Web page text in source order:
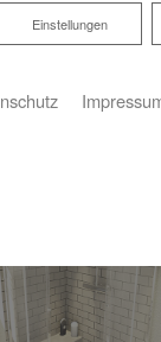
&
㎡
Einstellungen